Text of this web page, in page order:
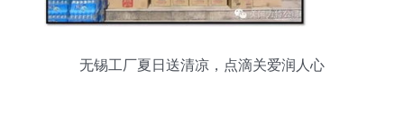
无锡工厂夏日送清凉，点滴关爱润人心